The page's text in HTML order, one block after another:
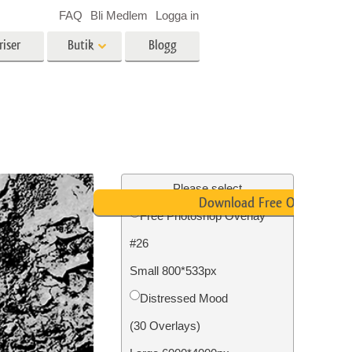
Foto restaurering
Butik Blogg
FAQ Bli Medlem Logga in
Please select
Free Photoshop Overlay
#26
Small 800*533px
Distressed Mood
(30 Overlays)
Download Free Overlay